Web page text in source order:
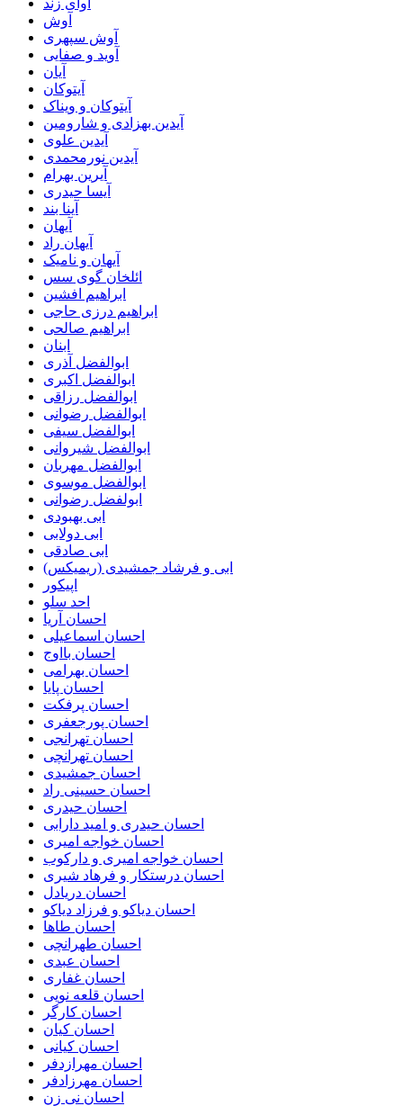
آوای زند
آوش
آوش سپهری
آوید و صفایی
آیان
آیتوکان
آیتوکان و ویناک
آیدین بهزادی و شارومین
آیدین علوی
آیدین نورمحمدی
آیرین بهرام
آیسا حیدری
آینا بند
آیهان
آیهان راد
آیهان و نامیک
ائلخان گوی سس
ابراهیم افشین
ابراهیم درزی حاجی
ابراهیم صالحی
ابنان
ابوالفضل آذری
ابوالفضل اکبری
ابوالفضل رزاقی
ابوالفضل رضوانی
ابوالفضل سیفی
ابوالفضل شیروانی
ابوالفضل مهربان
ابوالفضل موسوی
ابولفضل رضوانی
ابی بهبودی
ابی دولابی
ابی صادقی
ابی و فرشاد جمشیدی (ریمیکس)
اپیکور
احد سلو
احسان آریا
احسان اسماعیلی
احسان بااوج
احسان بهرامی
احسان پایا
احسان پرفکت
احسان پورجعفری
احسان تهرانجی
احسان تهرانچی
احسان جمشیدی
احسان حسینی راد
احسان حیدری
احسان حیدری و امید دارابی
احسان خواجه امیری
احسان خواجه امیری و دارکوب
احسان درستكار و فرهاد شيرى
احسان دریادل
احسان دیاکو و فرزاد دیاکو
احسان طاها
احسان طهرانچی
احسان عبدی
احسان غفاری
احسان قلعه نویی
احسان کارگر
احسان کیان
احسان کیانی
احسان مهرازدفر
احسان مهرزادفر
احسان نی زن